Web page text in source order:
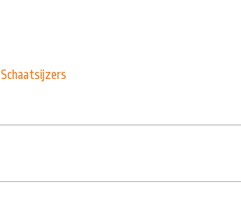
Schaatsijzers